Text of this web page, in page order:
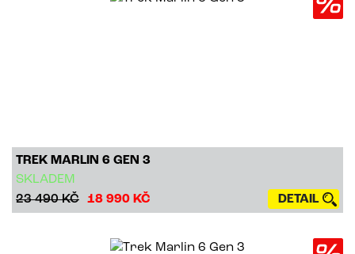
TREK MARLIN 6 GEN 3
SKLADEM
23 490 KČ
18 990 KČ DETAIL